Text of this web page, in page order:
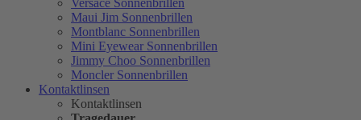
Maui Jim Sonnenbrillen
Montblanc Sonnenbrillen
Mini Eyewear Sonnenbrillen
Jimmy Choo Sonnenbrillen
Moncler Sonnenbrillen
Kontaktlinsen
Kontaktlinsen